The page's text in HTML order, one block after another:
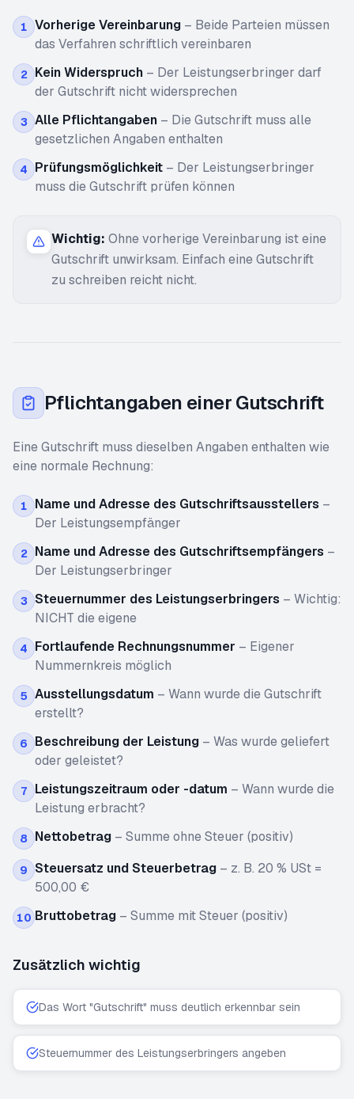
1 Vorherige Vereinbarung – Beide Parteien müssen
das Verfahren schriftlich vereinbaren
2 Kein Widerspruch – Der Leistungserbringer darf
der Gutschrift nicht widersprechen
3 Alle Pflichtangaben – Die Gutschrift muss alle
gesetzlichen Angaben enthalten
4 Prüfungsmöglichkeit – Der Leistungserbringer
muss die Gutschrift prüfen können
Wichtig: Ohne vorherige Vereinbarung ist eine
Gutschrift unwirksam. Einfach eine Gutschrift
zu schreiben reicht nicht.
Pflichtangaben einer Gutschrift
Eine Gutschrift muss dieselben Angaben enthalten wie
eine normale Rechnung:
1 Name und Adresse des Gutschriftsausstellers –
Der Leistungsempfänger
2 Name und Adresse des Gutschriftsempfängers –
Der Leistungserbringer
3 Steuernummer des Leistungserbringers – Wichtig:
NICHT die eigene
4 Fortlaufende Rechnungsnummer – Eigener
Nummernkreis möglich
5 Ausstellungsdatum – Wann wurde die Gutschrift
erstellt?
6 Beschreibung der Leistung – Was wurde geliefert
oder geleistet?
7 Leistungszeitraum oder -datum – Wann wurde die
Leistung erbracht?
8 Nettobetrag – Summe ohne Steuer (positiv)
9 Steuersatz und Steuerbetrag – z. B. 20 % USt =
500,00 €
10 Bruttobetrag – Summe mit Steuer (positiv)
Zusätzlich wichtig
Das Wort "Gutschrift" muss deutlich erkennbar sein
Steuernummer des Leistungserbringers angeben